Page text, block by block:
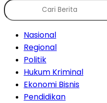
Nasional
Regional
Politik
Hukum Kriminal
Ekonomi Bisnis
Pendidikan